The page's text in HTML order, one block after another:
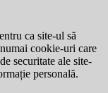
ca site-ul să
cookie-uri care
securitate ale site-
personală.